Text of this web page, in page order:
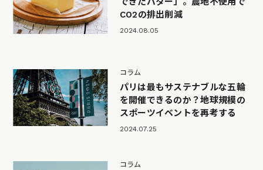
CO2の排出削減
2024.08.05
コラム
パリは最もサステナブルな五輪
を開催できるのか？地球規模の
スポーツイベントを再考する
2024.07.25
コラム